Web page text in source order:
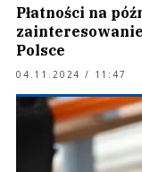
Płatności na
Polsce
04.11.2024 / 11:47